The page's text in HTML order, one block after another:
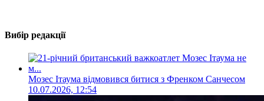
Вибір редакції
Мозес Ітаума відмовився битися з Френком Санчесом
10.07.2026, 12:54